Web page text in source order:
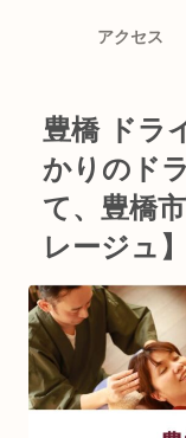
アクセス
豊橋 ドラ
かりのド
て、豊橋
レージュ